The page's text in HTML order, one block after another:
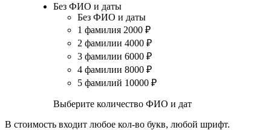
Без ФИО и даты
Без ФИО и даты
1 фамилия 2000 ₽
2 фамилии 4000 ₽
3 фамилии 6000 ₽
4 фамилии 8000 ₽
5 фамилий 10000 ₽
Выберите количество ФИО и дат
В стоимость входит любое кол-во букв, любой шрифт.